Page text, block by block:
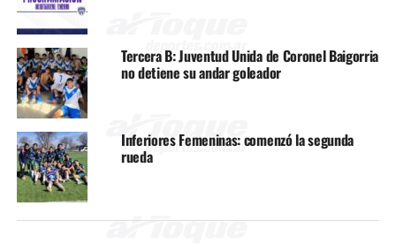
Tercera B: Juventud Unida de Coronel Baigorria
no detiene su andar goleador
Inferiores Femeninas: comenzó la segunda
rueda